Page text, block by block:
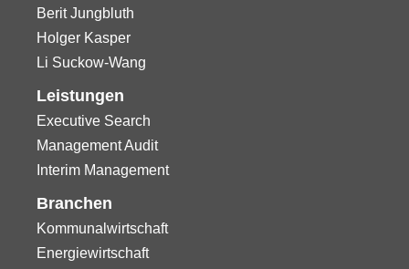
Berit Jungbluth
Holger Kasper
Li Suckow-Wang
Leistungen
Executive Search
Management Audit
Interim Management
Branchen
Kommunalwirtschaft
Energiewirtschaft